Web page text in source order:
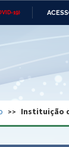
19)
Ministério das
Banco Central
Instituição